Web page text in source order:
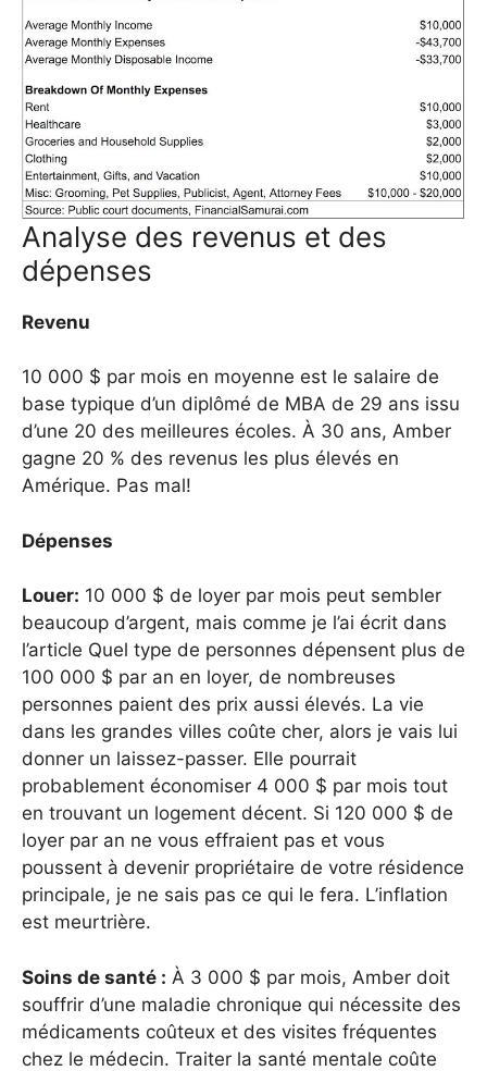
Analyse des revenus et des
dépenses
Revenu
10 000 $ par mois en moyenne est le salaire de
base typique d’un diplômé de MBA de 29 ans issu
d’une 20 des meilleures écoles. À 30 ans, Amber
gagne 20 % des revenus les plus élevés en
Amérique. Pas mal!
Dépenses
Louer: 10 000 $ de loyer par mois peut sembler
beaucoup d’argent, mais comme je l’ai écrit dans
l’article Quel type de personnes dépensent plus de
100 000 $ par an en loyer, de nombreuses
personnes paient des prix aussi élevés. La vie
dans les grandes villes coûte cher, alors je vais lui
donner un laissez-passer. Elle pourrait
probablement économiser 4 000 $ par mois tout
en trouvant un logement décent. Si 120 000 $ de
loyer par an ne vous effraient pas et vous
poussent à devenir propriétaire de votre résidence
principale, je ne sais pas ce qui le fera. L’inflation
est meurtrière.
Soins de santé : À 3 000 $ par mois, Amber doit
souffrir d’une maladie chronique qui nécessite des
médicaments coûteux et des visites fréquentes
chez le médecin. Traiter la santé mentale coûte